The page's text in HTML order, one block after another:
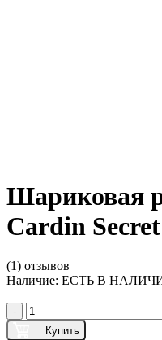
Шариковая
Cardin
(1) отзывов
Наличие: ЕСТЬ В
-
Купить